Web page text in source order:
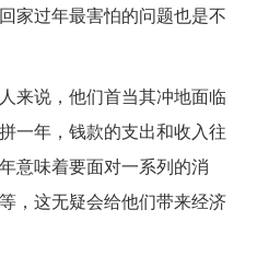
家过年最害怕的问题也是不
来说，他们首当其冲地面临
一年，钱款的支出和收入往
意味着要面对一系列的消
，这无疑会给他们带来经济